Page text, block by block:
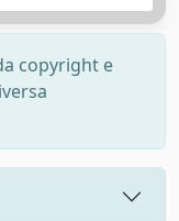
copyright e